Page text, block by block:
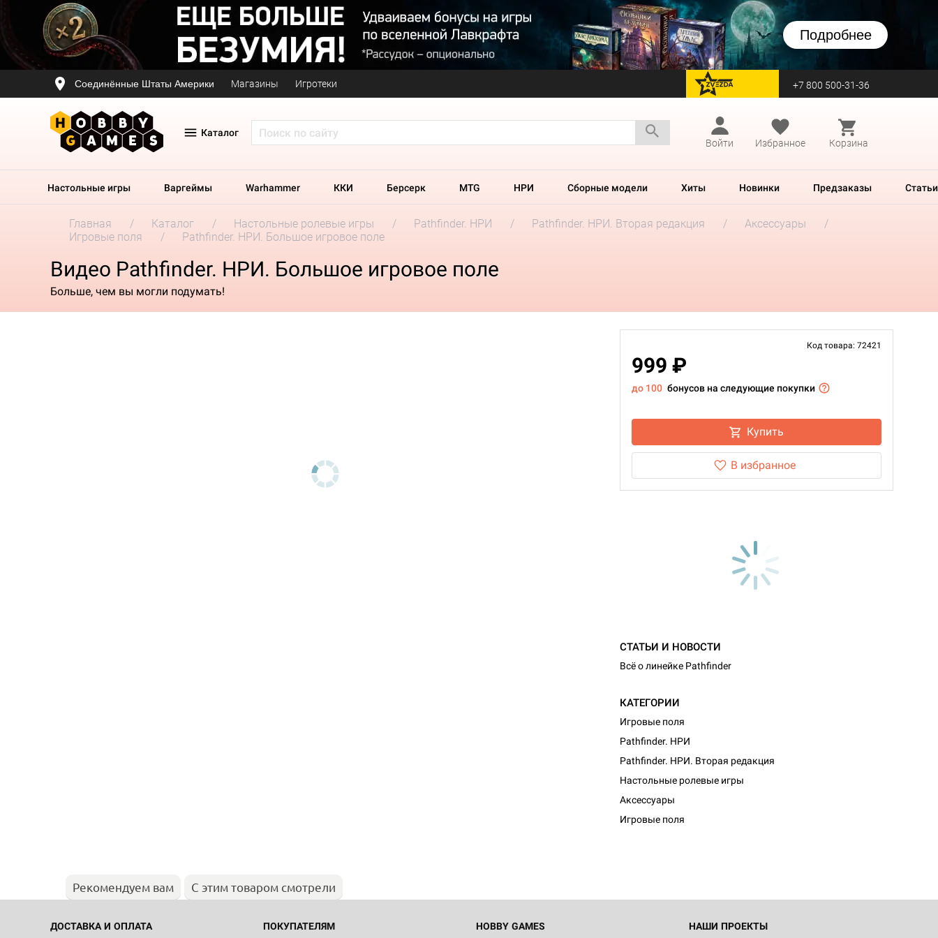
Подробнее
Соединённые Штаты Америки Магазины Игротеки перейти на Zvezda +7 800 500-31-36
Каталог
Войти
Избранное Корзина
Настольные игры Варгеймы Warhammer ККИ Берсерк MTG НРИ Сборные модели Хиты Новинки Предзаказы Статьи
Главная Каталог Настольные ролевые игры Pathfinder. НРИ Pathfinder. НРИ. Вторая редакция
Аксессуары
Игровые поля
Pathfinder. НРИ. Большое игровое поле
Видео Pathfinder. НРИ. Большое игровое поле
Больше, чем вы могли подумать!
Код товара: 72421
999 ₽
до 100 бонусов на следующие покупки
Купить
В избранное
СТАТЬИ И НОВОСТИ
Всё о линейке Pathfinder
КАТЕГОРИИ
Игровые поля
Pathfinder. НРИ
Pathfinder. НРИ. Вторая редакция
Настольные ролевые игры
Аксессуары
Игровые поля
Рекомендуем вам С этим товаром смотрели
ДОСТАВКА И ОПЛАТА ПОКУПАТЕЛЯМ HOBBY GAMES НАШИ ПРОЕКТЫ